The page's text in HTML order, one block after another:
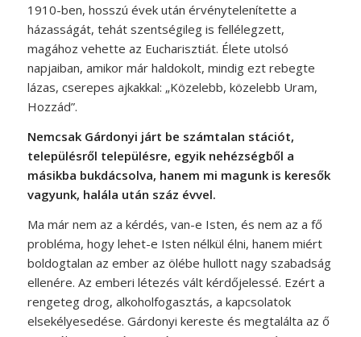
1910-ben, hosszú évek után érvénytelenítette a
házasságát, tehát szentségileg is fellélegzett,
magához vehette az Eucharisztiát. Élete utolsó
napjaiban, amikor már haldokolt, mindig ezt rebegte
lázas, cserepes ajkakkal: „Közelebb, közelebb Uram,
Hozzád”.
Nemcsak Gárdonyi járt be számtalan stációt,
településről településre, egyik nehézségből a
másikba bukdácsolva, hanem mi magunk is keresők
vagyunk, halála után száz évvel.
Ma már nem az a kérdés, van-e Isten, és nem az a fő
probléma, hogy lehet-e Isten nélkül élni, hanem miért
boldogtalan az ember az ölébe hullott nagy szabadság
ellenére. Az emberi létezés vált kérdőjelessé. Ezért a
rengeteg drog, alkoholfogasztás, a kapcsolatok
elsekélyesedése. Gárdonyi kereste és megtalálta az ő